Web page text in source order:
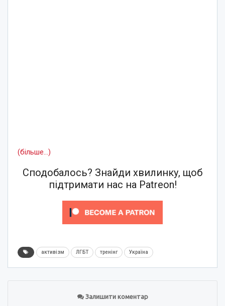
(більше…)
Сподобалось? Знайди хвилинку, щоб
підтримати нас на Patreon!
активізм ЛГБТ тренінг Україна
Залишити коментар